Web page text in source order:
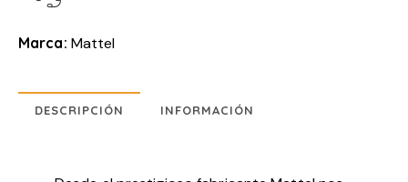
Marca: Mattel
DESCRIPCIÓN INFORMACIÓN